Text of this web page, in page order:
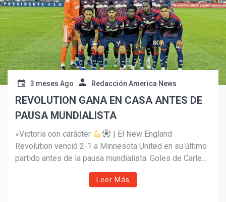
¡Suscríbete y Vive la
Experiencia!
3 meses Ago Redacción America News
REVOLUTION GANA EN CASA ANTES DE
PAUSA MUNDIALISTA
«Victoria con carácter
| El New England
Revolution venció 2-1 a Minnesota United en su último
partido antes de la pausa mundialista. Goles de Carles
Gil y Luca Langoni, y un Matt Turner gigante bajo los
palos con seis atajadas clave.
Leer Más